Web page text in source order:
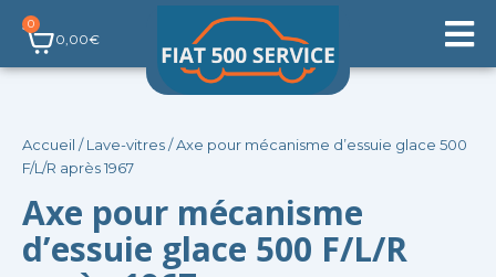
Aller
contenu
0,00€
0
Panier
Accueil /Lave-vitres/ Axe pour mécanisme d’essuie glace 500
F/L/R après 1967
Axe pour mécanisme
d’essuie glace 500 F/L/R